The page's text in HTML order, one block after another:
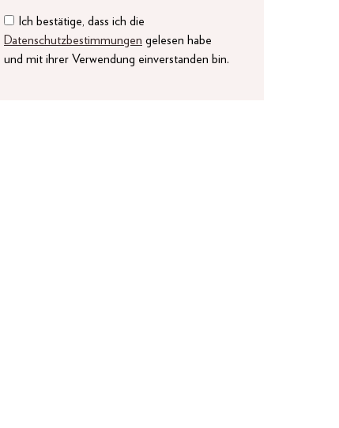
Ich bestätige, dass ich die
Datenschutzbestimmungen gelesen habe
und mit ihrer Verwendung einverstanden bin.